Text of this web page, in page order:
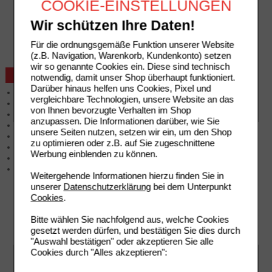
COOKIE-EINSTELLUNGEN
Wir schützen Ihre Daten!
Für die ordnungsgemäße Funktion unserer Website
(z.B. Navigation, Warenkorb, Kundenkonto) setzen
wir so genannte Cookies ein. Diese sind technisch
notwendig, damit unser Shop überhaupt funktioniert.
Darüber hinaus helfen uns Cookies, Pixel und
vergleichbare Technologien, unsere Website an das
von Ihnen bevorzugte Verhalten im Shop
anzupassen. Die Informationen darüber, wie Sie
unsere Seiten nutzen, setzen wir ein, um den Shop
zu optimieren oder z.B. auf Sie zugeschnittene
Werbung einblenden zu können.
Weitergehende Informationen hierzu finden Sie in
unserer Datenschutzerklärungbei dem Unterpunkt
Cookies.
Bitte wählen Sie nachfolgend aus, welche Cookies
gesetzt werden dürfen, und bestätigen Sie dies durch
"Auswahl bestätigen" oder akzeptieren Sie alle
Cookies durch "Alles akzeptieren":
Auslandsbestellung
Reklamation
Widerrufsformular
Problembehebung
Bestellschein
Beratung und Service
Allgemeine Information
Produktberatung
Meldung Arzneimittelrisiken
Zuzahlungsfreie Arzneien
Angebote & Downloads
Newsletter
Neukundenprämie